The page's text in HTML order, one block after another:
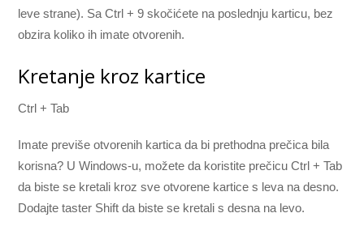
leve strane). Sa Ctrl + 9 skočićete na poslednju karticu, bez
obzira koliko ih imate otvorenih.
Kretanje kroz kartice
Ctrl + Tab
Imate previše otvorenih kartica da bi prethodna prečica bila
korisna? U Windows-u, možete da koristite prečicu Ctrl + Tab
da biste se kretali kroz sve otvorene kartice s leva na desno.
Dodajte taster Shift da biste se kretali s desna na levo.